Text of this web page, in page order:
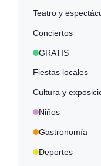
Teatro y
Conciertos
GRATIS
Fiestas locales
Cultura y
Niños
Gastronomía
Deportes